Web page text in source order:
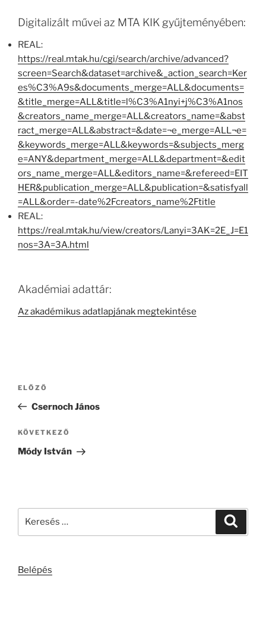
Digitalizált művei az MTA KIK gyűjteményében:
REAL:
https://real.mtak.hu/cgi/search/archive/advanced?
screen=Search&dataset=archive&_action_search=Ker
es%C3%A9s&documents_merge=ALL&documents=
&title_merge=ALL&title=l%C3%A1nyi+j%C3%A1nos
&creators_name_merge=ALL&creators_name=&abst
ract_merge=ALL&abstract=&date=¬e_merge=ALL¬e=
&keywords_merge=ALL&keywords=&subjects_merg
e=ANY&department_merge=ALL&department=&edit
ors_name_merge=ALL&editors_name=&refereed=EIT
HER&publication_merge=ALL&publication=&satisfyall
=ALL&order=-date%2Fcreators_name%2Ftitle
REAL:
https://real.mtak.hu/view/creators/Lanyi=3AK=2E_J=E1
nos=3A=3A.html
Akadémiai adattár:
Az akadémikus adatlapjának megtekintése
Bejegyzés
Korábbi
bejegyzés
ELŐZŐ
Csernoch János
Következő
bejegyzés
KÖVETKEZŐ
Módy István
Belépés